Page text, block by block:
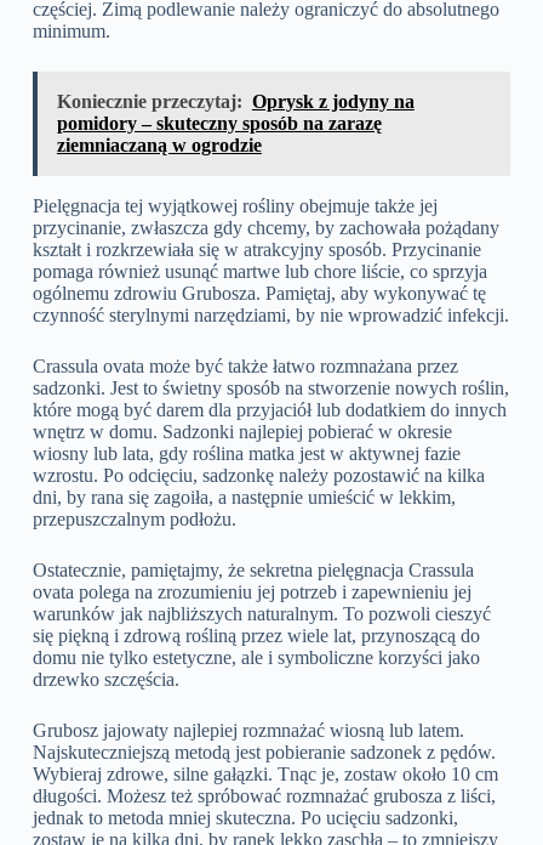
częściej. Zimą podlewanie należy ograniczyć do absolutnego
minimum.
Koniecznie przeczytaj: Oprysk z jodyny na
pomidory – skuteczny sposób na zarazę
ziemniaczaną w ogrodzie
Pielęgnacja tej wyjątkowej rośliny obejmuje także jej
przycinanie, zwłaszcza gdy chcemy, by zachowała pożądany
kształt i rozkrzewiała się w atrakcyjny sposób. Przycinanie
pomaga również usunąć martwe lub chore liście, co sprzyja
ogólnemu zdrowiu Grubosza. Pamiętaj, aby wykonywać tę
czynność sterylnymi narzędziami, by nie wprowadzić infekcji.
Crassula ovata może być także łatwo rozmnażana przez
sadzonki. Jest to świetny sposób na stworzenie nowych roślin,
które mogą być darem dla przyjaciół lub dodatkiem do innych
wnętrz w domu. Sadzonki najlepiej pobierać w okresie
wiosny lub lata, gdy roślina matka jest w aktywnej fazie
wzrostu. Po odcięciu, sadzonkę należy pozostawić na kilka
dni, by rana się zagoiła, a następnie umieścić w lekkim,
przepuszczalnym podłożu.
Ostatecznie, pamiętajmy, że sekretna pielęgnacja Crassula
ovata polega na zrozumieniu jej potrzeb i zapewnieniu jej
warunków jak najbliższych naturalnym. To pozwoli cieszyć
się piękną i zdrową rośliną przez wiele lat, przynoszącą do
domu nie tylko estetyczne, ale i symboliczne korzyści jako
drzewko szczęścia.
Grubosz jajowaty najlepiej rozmnażać wiosną lub latem.
Najskuteczniejszą metodą jest pobieranie sadzonek z pędów.
Wybieraj zdrowe, silne gałązki. Tnąc je, zostaw około 10 cm
długości. Możesz też spróbować rozmnażać grubosza z liści,
jednak to metoda mniej skuteczna. Po ucięciu sadzonki,
zostaw je na kilka dni, by ranek lekko zaschła – to zmniejszy